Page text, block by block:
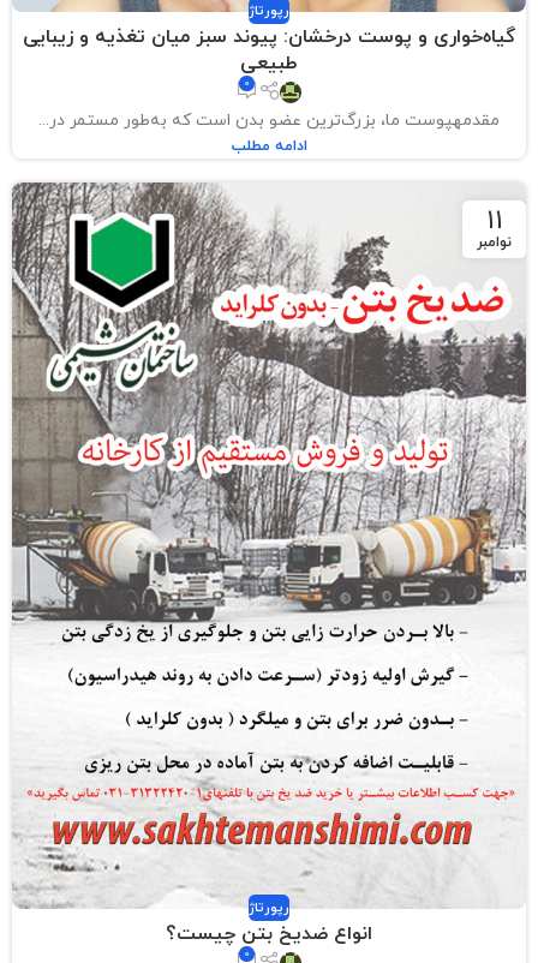
رپورتاژ
گیاه‌خواری و پوست درخشان: پیوند سبز میان تغذیه و زیبایی
طبیعی
0
مقدمهپوست ما، بزرگ‌ترین عضو بدن است که به‌طور مستمر در...
ادامه مطلب
11
نوامبر
رپورتاژ
انواع ضد‌یخ بتن چیست؟
0